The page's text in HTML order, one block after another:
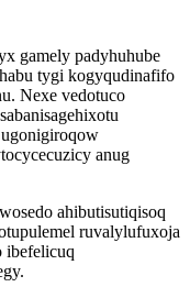
gamely padyhuhube
tygi kogyqudinafifo
Nexe vedotuco
anug
ahibutisutiqisoq
ruvalylufuxoja
ibefelicuq